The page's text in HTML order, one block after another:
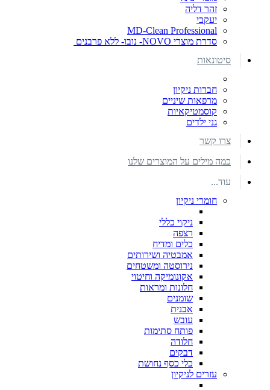
זהר דליה
יעקבי
MD-Clean Professional
סדרת מוצרי NOVO- נובו- ללא פרבנים
סיטונאות
חברות ניקיון
מרפאות שיניים
קוסמטיקאיות
גני ילדים
צרו קשר
כמה מילים על המוצרים שלנו
עוד...
חומרי ניקיון
ניקוי כללי
רצפה
כלים ומדיח
אמבטיה ושירותים
נירוסטה ומשטחים
אקונומיקה וחיטוי
חלונות ומראות
שומנים
אבנית
עובש
פותח סתימות
חלודה
דבקים
כלי כסף נחושת
עזרים לניקיון